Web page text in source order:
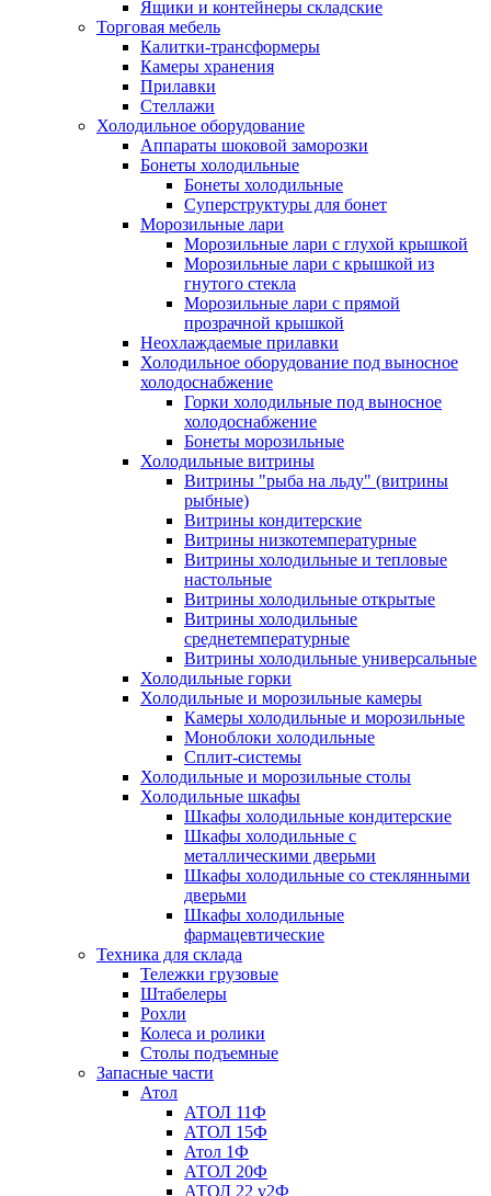
Ящики и контейнеры складские
Торговая мебель
Калитки-трансформеры
Камеры хранения
Прилавки
Стеллажи
Холодильное оборудование
Аппараты шоковой заморозки
Бонеты холодильные
Бонеты холодильные
Суперструктуры для бонет
Морозильные лари
Морозильные лари с глухой крышкой
Морозильные лари с крышкой из
гнутого стекла
Морозильные лари с прямой
прозрачной крышкой
Неохлаждаемые прилавки
Холодильное оборудование под выносное
холодоснабжение
Горки холодильные под выносное
холодоснабжение
Бонеты морозильные
Холодильные витрины
Витрины "рыба на льду" (витрины
рыбные)
Витрины кондитерские
Витрины низкотемпературные
Витрины холодильные и тепловые
настольные
Витрины холодильные открытые
Витрины холодильные
среднетемпературные
Витрины холодильные универсальные
Холодильные горки
Холодильные и морозильные камеры
Камеры холодильные и морозильные
Моноблоки холодильные
Сплит-системы
Холодильные и морозильные столы
Холодильные шкафы
Шкафы холодильные кондитерские
Шкафы холодильные с
металлическими дверьми
Шкафы холодильные со стеклянными
дверьми
Шкафы холодильные
фармацевтические
Техника для склада
Тележки грузовые
Штабелеры
Рохли
Колеса и ролики
Столы подъемные
Запасные части
Атол
АТОЛ 11Ф
АТОЛ 15Ф
Атол 1Ф
АТОЛ 20Ф
АТОЛ 22 v2Ф